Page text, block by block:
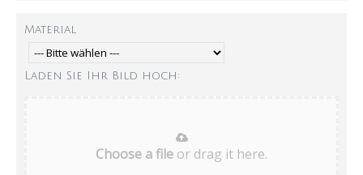
Material
Laden Sie Ihr Bild hoch:
Choose a file or drag it here.